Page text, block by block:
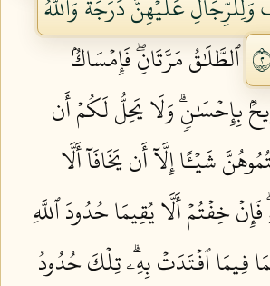
ٱلطَّلَٰقُ مَرَّتَانِۖ فَإِمۡسَاكُۢ
بِإِحۡسَٰنٖۗ وَلَا يَحِلُّ لَكُمۡ أَن
شَيۡـًٔا إِلَّآ أَن يَخَافَآ أَلَّا
خِفۡتُمۡ أَلَّا يُقِيمَا حُدُودَ ٱللَّهِ
فِيمَا ٱفۡتَدَتۡ بِهِۦۗ تِلۡكَ حُدُودُ